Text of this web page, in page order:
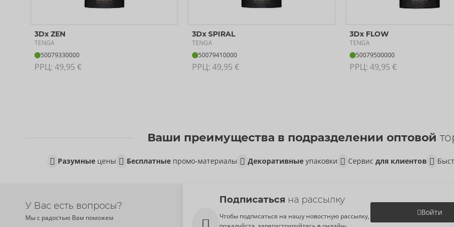
3Dx ZEN
TENGA
50079330000
РРЦ: 49,95 €
3Dx SPIRAL
TENGA
50079410000
РРЦ: 49,95 €
3Dx FLOW
TENGA
50079500000
РРЦ: 49,95 €
Ваши преимущества в подразделении оптовой
Разумные цены Бесплатные промо-материалы Декоративные упаковки Сервис для клиентов
У Вас есть вопросы?
Мы с радостью Вам поможем
Подписаться на рассылку
Чтобы подписаться на нашу новостную рассылку,
Войти